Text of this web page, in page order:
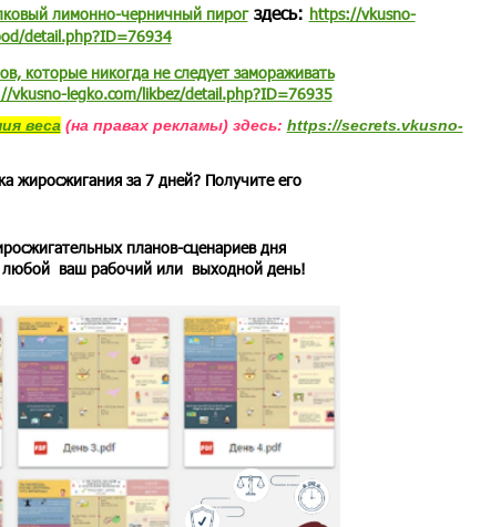
лимонно-черничный пирог здесь: https://vkusno-
detail.php?ID=76934
которые никогда не следует замораживать
vkusno-legko.com/likbez/detail.php?ID=76935
веса (на правах рекламы) здесь: https://secrets.vkusno-
жиросжигания за 7 дней? Получите его
планов-сценариев дня
любой ваш рабочий или выходной день!